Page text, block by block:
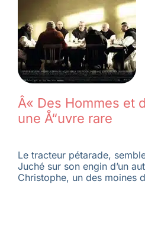
Â« Des Hommes et
une Å“uvre rare
Le tracteur pétarade,
Juché sur son engin d’un
Christophe, un des moines